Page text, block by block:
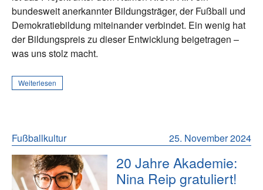
bundesweit anerkannter Bildungsträger, der Fußball und
Demokratiebildung miteinander verbindet. Ein wenig hat
der Bildungspreis zu dieser Entwicklung beigetragen –
was uns stolz macht.
Weiterlesen
25. November 2024
Fußballkultur
20 Jahre Akademie:
Nina Reip gratuliert!